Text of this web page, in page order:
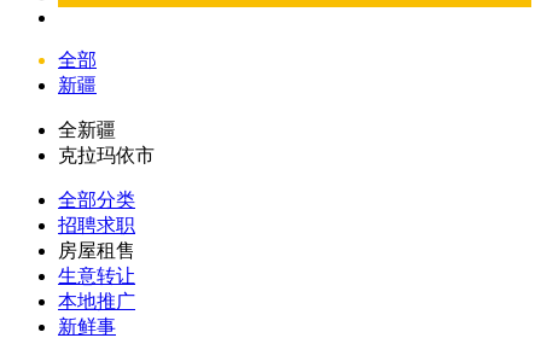
全部
新疆
全新疆
克拉玛依市
全部分类
招聘求职
房屋租售
生意转让
本地推广
新鲜事